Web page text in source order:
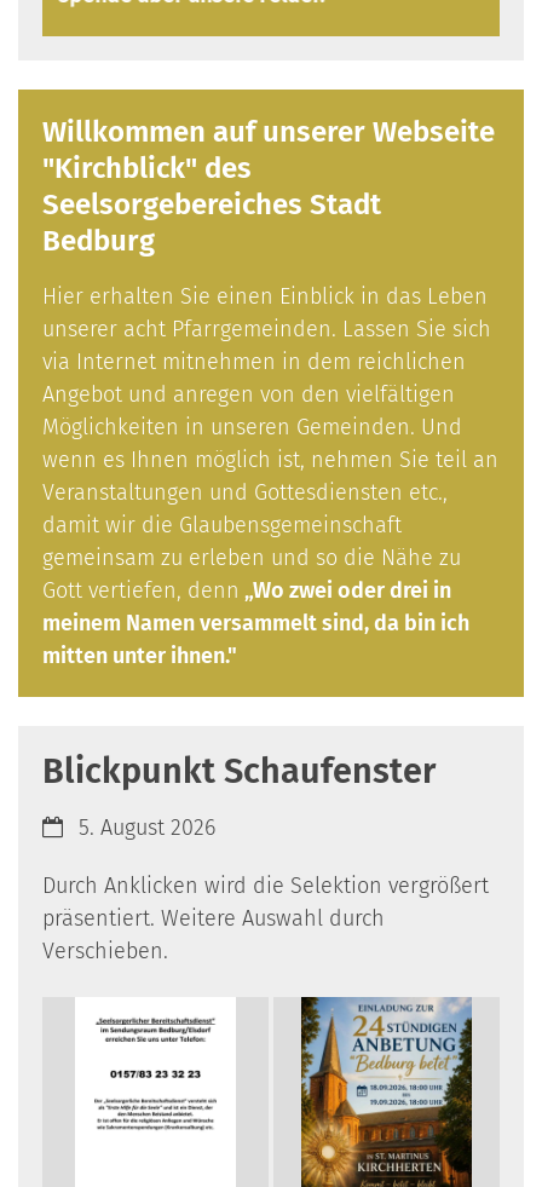
Willkommen auf unserer Webseite
"Kirchblick" des
Seelsorgebereiches Stadt
Bedburg
Hier erhalten Sie einen Einblick in das Leben
unserer acht Pfarrgemeinden. Lassen Sie sich
via Internet mitnehmen in dem reichlichen
Angebot und anregen von den vielfältigen
Möglichkeiten in unseren Gemeinden. Und
wenn es Ihnen möglich ist, nehmen Sie teil an
Veranstaltungen und Gottesdiensten etc.,
damit wir die Glaubensgemeinschaft
gemeinsam zu erleben und so die Nähe zu
Gott vertiefen, denn „Wo zwei oder drei in
meinem Namen versammelt sind, da bin ich
mitten unter ihnen."
Blickpunkt Schaufenster
Datum:5. August 2026
Durch Anklicken wird die Selektion vergrößert
präsentiert. Weitere Auswahl durch
Verschieben.